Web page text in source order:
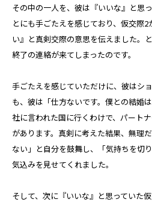
その中の一人を、彼は『いいな』と思
とにも手ごたえを感じており、仮交際
い』と真剣交際の意思を伝えました。
終了の連絡が来てしまったのです。
手ごたえを感じていただけに、彼はシ
も、彼は「仕方ないです。僕との結婚
社に言われた国に行くわけで、パート
があります。真剣に考えた結果、無理
ない」と自分を鼓舞し、「気持ちを切
気込みを見せてくれました。
そして、次に『いいな』と思っていた